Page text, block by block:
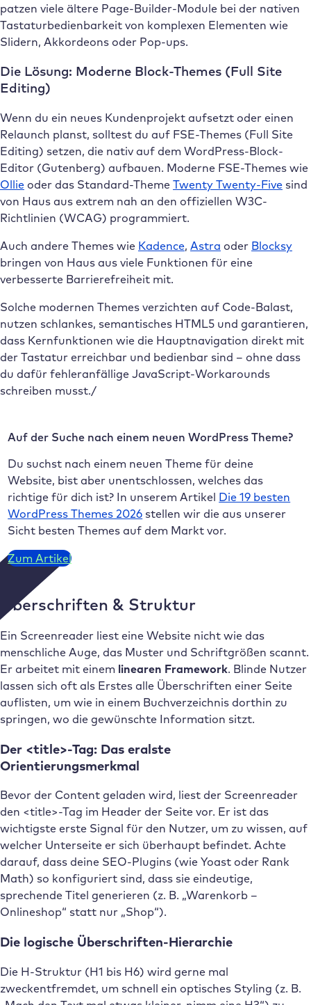
patzen viele ältere Page-Builder-Module bei der nativen
Tastaturbedienbarkeit von komplexen Elementen wie
Slidern, Akkordeons oder Pop-ups.
Die Lösung: Moderne Block-Themes (Full Site
Editing)
Wenn du ein neues Kundenprojekt aufsetzt oder einen
Relaunch planst, solltest du auf FSE-Themes (Full Site
Editing) setzen, die nativ auf dem WordPress-Block-
Editor (Gutenberg) aufbauen. Moderne FSE-Themes wie
Ollie oder das Standard-Theme Twenty Twenty-Five sind
von Haus aus extrem nah an den offiziellen W3C-
Richtlinien (WCAG) programmiert.
Auch andere Themes wie Kadence, Astra oder Blocksy
bringen von Haus aus viele Funktionen für eine
verbesserte Barrierefreiheit mit.
Solche modernen Themes verzichten auf Code-Balast,
nutzen schlankes, semantisches HTML5 und garantieren,
dass Kernfunktionen wie die Hauptnavigation direkt mit
der Tastatur erreichbar und bedienbar sind – ohne dass
du dafür fehleranfällige JavaScript-Workarounds
schreiben musst./
Auf der Suche nach einem neuen WordPress Theme?
Du suchst nach einem neuen Theme für deine
Website, bist aber unentschlossen, welches das
richtige für dich ist? In unserem Artikel Die 19 besten
WordPress Themes 2026 stellen wir die aus unserer
Sicht besten Themes auf dem Markt vor.
Zum Artikel
Überschriften & Struktur
Ein Screenreader liest eine Website nicht wie das
menschliche Auge, das Muster und Schriftgrößen scannt.
Er arbeitet mit einem linearen Framework. Blinde Nutzer
lassen sich oft als Erstes alle Überschriften einer Seite
auflisten, um wie in einem Buchverzeichnis dorthin zu
springen, wo die gewünschte Information sitzt.
Der <title>-Tag: Das eralste
Orientierungsmerkmal
Bevor der Content geladen wird, liest der Screenreader
den <title>-Tag im Header der Seite vor. Er ist das
wichtigste erste Signal für den Nutzer, um zu wissen, auf
welcher Unterseite er sich überhaupt befindet. Achte
darauf, dass deine SEO-Plugins (wie Yoast oder Rank
Math) so konfiguriert sind, dass sie eindeutige,
sprechende Titel generieren (z. B. „Warenkorb –
Onlineshop“ statt nur „Shop“).
Die logische Überschriften-Hierarchie
Die H-Struktur (H1 bis H6) wird gerne mal
zweckentfremdet, um schnell ein optisches Styling (z. B.